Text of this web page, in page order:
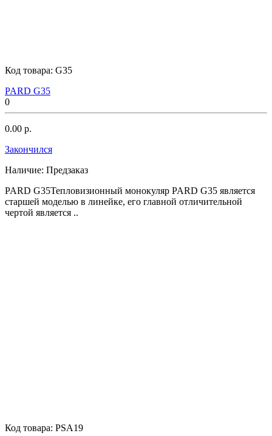
Код товара: G35
PARD G35
0
0.00 р.
Закончился
Наличие: Предзаказ
PARD G35Тепловизионный монокуляр PARD G35 является
старшей моделью в линейке, его главной отличительной
чертой является ..
Код товара: PSA19